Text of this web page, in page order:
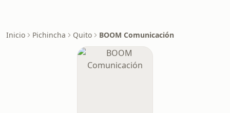
Inicio Pichincha Quito BOOM Comunicación